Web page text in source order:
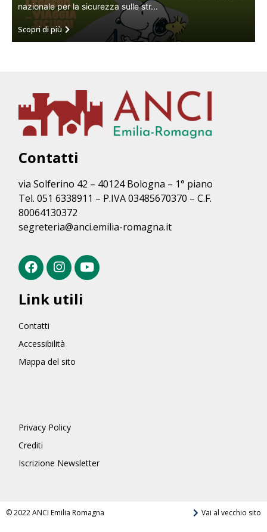
nazionale per la sicurezza sulle str...
Scopri di più
Contatti
via Solferino 42 – 40124 Bologna – 1° piano
Tel. 051 6338911 – P.IVA 03485670370 – C.F.
80064130372
segreteria@anci.emilia-romagna.it
Link utili
Contatti
Accessibilità
Mappa del sito
Privacy Policy
Crediti
Iscrizione Newsletter
© 2022 ANCI Emilia Romagna Vai al vecchio sito